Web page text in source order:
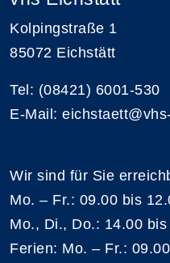
Kolpingstraße 1
85072 Eichstätt
Tel: (08421) 6001-530
E-Mail:
Wir sind für Sie
Mo. – Fr.: 09.00 bis
Mo., Di., Do.: 14.00
Ferien: Mo. – Fr.: